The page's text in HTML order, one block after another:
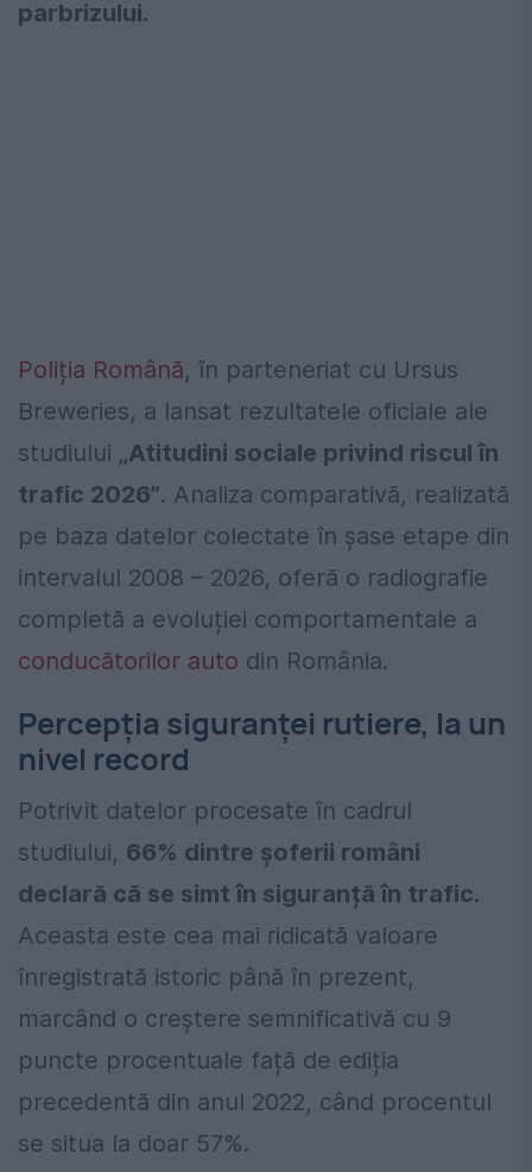
parbrizului.
Poliția Română, în parteneriat cu Ursus
Breweries, a lansat rezultatele oficiale ale
studiului „Atitudini sociale privind riscul în
trafic 2026”. Analiza comparativă, realizată
pe baza datelor colectate în șase etape din
intervalul 2008 – 2026, oferă o radiografie
completă a evoluției comportamentale a
conducătorilor auto din România.
Percepția siguranței rutiere, la un
nivel record
Potrivit datelor procesate în cadrul
studiului, 66% dintre șoferii români
declară că se simt în siguranță în trafic.
Aceasta este cea mai ridicată valoare
înregistrată istoric până în prezent,
marcând o creștere semnificativă cu 9
puncte procentuale față de ediția
precedentă din anul 2022, când procentul
se situa la doar 57%.